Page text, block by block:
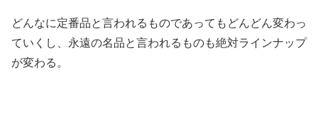
どんなに定番品と言われるものであってもどんどん変わっ
ていくし、永遠の名品と言われるものも絶対ラインナップ
が変わる。